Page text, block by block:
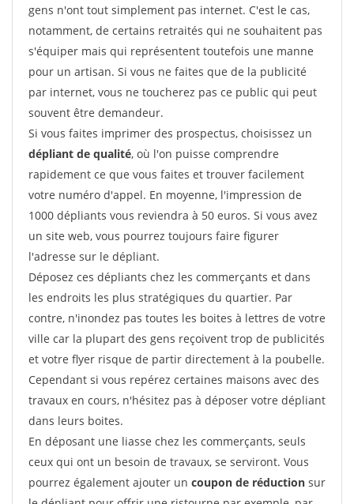
gens n'ont tout simplement pas internet. C'est le cas,
notamment, de certains retraités qui ne souhaitent pas
s'équiper mais qui représentent toutefois une manne
pour un artisan. Si vous ne faites que de la publicité
par internet, vous ne toucherez pas ce public qui peut
souvent être demandeur.
Si vous faites imprimer des prospectus, choisissez un
dépliant de qualité, où l'on puisse comprendre
rapidement ce que vous faites et trouver facilement
votre numéro d'appel. En moyenne, l'impression de
1000 dépliants vous reviendra à 50 euros. Si vous avez
un site web, vous pourrez toujours faire figurer
l'adresse sur le dépliant.
Déposez ces dépliants chez les commerçants et dans
les endroits les plus stratégiques du quartier. Par
contre, n'inondez pas toutes les boites à lettres de votre
ville car la plupart des gens reçoivent trop de publicités
et votre flyer risque de partir directement à la poubelle.
Cependant si vous repérez certaines maisons avec des
travaux en cours, n'hésitez pas à déposer votre dépliant
dans leurs boites.
En déposant une liasse chez les commerçants, seuls
ceux qui ont un besoin de travaux, se serviront. Vous
pourrez également ajouter un coupon de réduction sur